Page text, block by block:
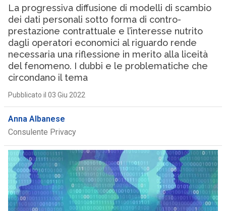
La progressiva diffusione di modelli di scambio
dei dati personali sotto forma di contro-
prestazione contrattuale e l’interesse nutrito
dagli operatori economici al riguardo rende
necessaria una riflessione in merito alla liceità
del fenomeno. I dubbi e le problematiche che
circondano il tema
Pubblicato il 03 Giu 2022
Anna Albanese
Consulente Privacy